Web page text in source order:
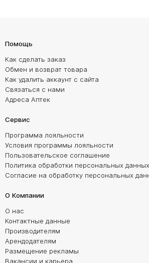
Помощь
Как сделать заказ
Обмен и возврат товара
Как удалить аккаунт с сайта
Связаться с нами
Адреса Аптек
Сервис
Программа лояльности
Условия программы лояльности
Пользовательское соглашение
Политика обработки персональных данных
Согласие на обработку персональных
О Компании
О нас
Контактные данные
Производителям
Арендодателям
Размещение рекламы
Вакансии и карьера